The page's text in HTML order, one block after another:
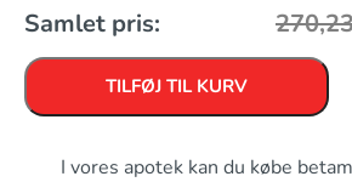
Samlet pris:
TILFØJ TIL KURV
I vores apotek kan du købe